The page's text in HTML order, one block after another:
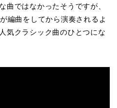
曲ではなかったそうですが、
編曲をしてから演奏されるよ
気クラシック曲のひとつにな